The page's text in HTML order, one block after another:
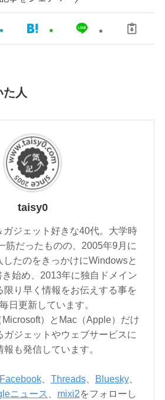
人
taisy0
ガジェット好きな40代。大学時
筋だったものの、2005年9月に
したのをきっかけにWindowsと
始め、2013年に独自ドメイン
限り早く情報をお伝えする事を
日更新しています。
）とMac（Apple）だけ
ガジェットやウェブサービスに
報も発信しています。
、 Threads、 Bluesky、
ニュース mixi2をフォローし